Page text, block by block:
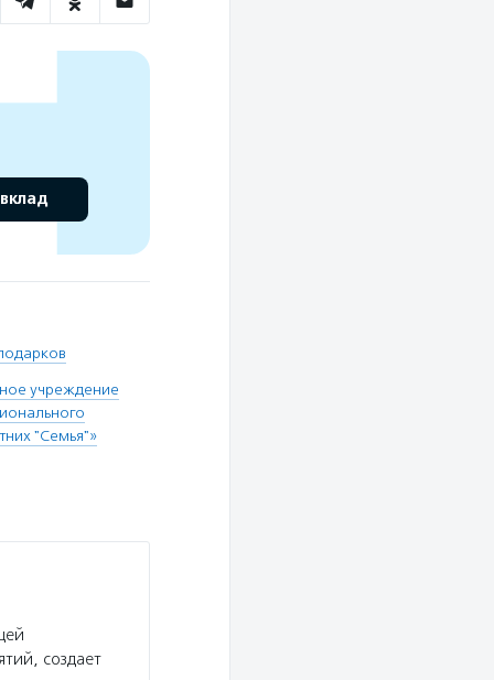
учреждение
"Семья"»
создает